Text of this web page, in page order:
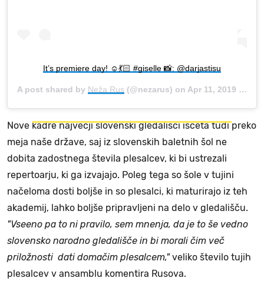
It’s premiere day! ☺️💃🏻 #giselle 📸: @darjastisu
A post shared by Neža Rus (@nezarus) on Apr 11, 2019 at 12:00am PDT
Nove kadre največji slovenski gledališči iščeta tudi preko
meja naše države, saj iz slovenskih baletnih šol ne
dobita zadostnega števila plesalcev, ki bi ustrezali
repertoarju, ki ga izvajajo. Poleg tega so šole v tujini
načeloma dosti boljše in so plesalci, ki maturirajo iz teh
akademij, lahko boljše pripravljeni na delo v gledališču.
"Vseeno pa to ni pravilo, sem mnenja, da je to še vedno
slovensko narodno gledališče in bi morali čim več
priložnosti dati domačim plesalcem,"veliko število tujih
plesalcev v ansamblu komentira Rusova.